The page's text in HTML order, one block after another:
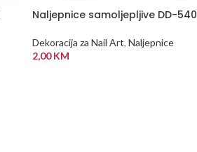
Naljepnice samoljepljive DD-540
Dekoracija za Nail Art, Naljepnice
2,00KM